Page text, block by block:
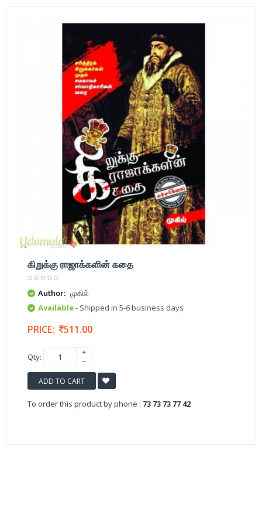
கிறுக்கு ராஜாக்களின் கதை
Author: முகில்
Available- Shipped in 5-6 business days
PRICE: 511.00
Qty:
ADD TO CART
To order this product by phone : 73 73 73 77 42